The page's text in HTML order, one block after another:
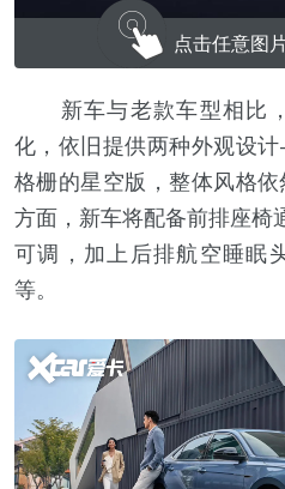
点击任意图
新车与老款车型相比，
化，依旧提供两种外观设
格栅的星空版，整体风格
方面，新车将配备前排座椅
可调，加上后排航空睡眠
等。